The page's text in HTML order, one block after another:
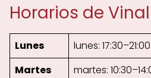
Horarios de
Lunes
lunes: 17:30–21:00
Martes
martes: